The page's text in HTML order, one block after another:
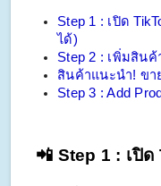
Step 1 : เปิด
ได้)
Step 2 : เพิ่มสินค้
สินค้าแนะนำ! ขา
Step 3 : Add
📲 Step 1 : เปิ